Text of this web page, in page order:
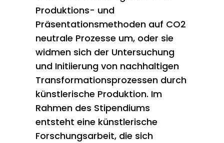
Produktions- und
Präsentationsmethoden auf CO2
neutrale Prozesse um, oder sie
widmen sich der Untersuchung
und Initiierung von nachhaltigen
Transformationsprozessen durch
künstlerische Produktion. Im
Rahmen des Stipendiums
entsteht eine künstlerische
Forschungsarbeit, die sich